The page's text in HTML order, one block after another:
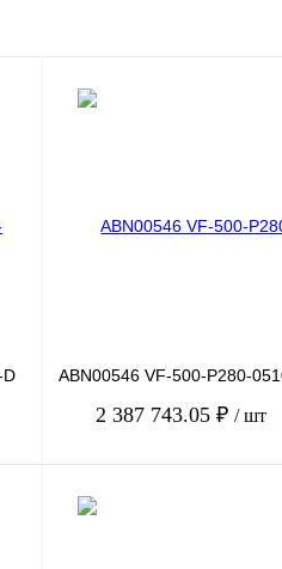
D ABN00546 VF-500-P280-
2 387 743.05 ₽ / шт